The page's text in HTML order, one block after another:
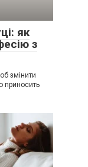
як
з
змінити
приносить